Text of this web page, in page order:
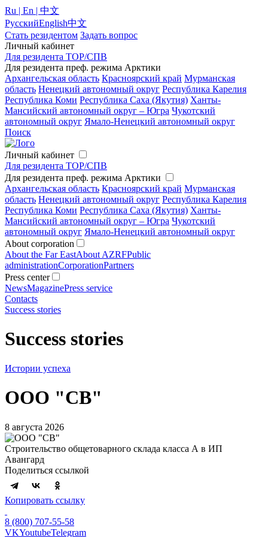
Ru | En | 中文
РусскийEnglish中文
Стать резидентом Задать вопрос
Личный кабинет
Для резидента ТОР/СПВ
Для резидента преф. режима Арктики
Архангельская область Красноярский край Мурманская
область Ненецкий автономный округ Республика Карелия
Республика Коми Республика Саха (Якутия) Ханты-
Мансийский автономный округ – Югра Чукотский
автономный округ Ямало-Ненецкий автономный округ
Поиск
Личный кабинет
Для резидента ТОР/СПВ
Для резидента преф. режима Арктики
Архангельская область Красноярский край Мурманская
область Ненецкий автономный округ Республика Карелия
Республика Коми Республика Саха (Якутия) Ханты-
Мансийский автономный округ – Югра Чукотский
автономный округ Ямало-Ненецкий автономный округ
About corporation
About the Far EastAbout AZRFPublic
administrationCorporationPartners
Press center
NewsMagazinePress service
Contacts
Success stories
Success stories
Истории успеха
ООО "СВ"
8 августа 2026
Строительство общетоварного склада класса А в ИП
Авангард
Поделиться ссылкой
Копировать ссылку
8 (800) 707-55-58
VKYoutubeTelegram